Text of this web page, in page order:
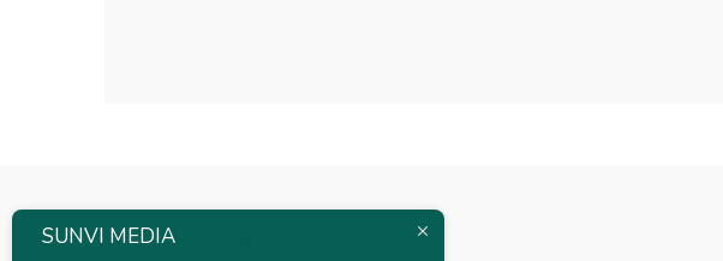
Articles connexes
SUNVI MEDIA